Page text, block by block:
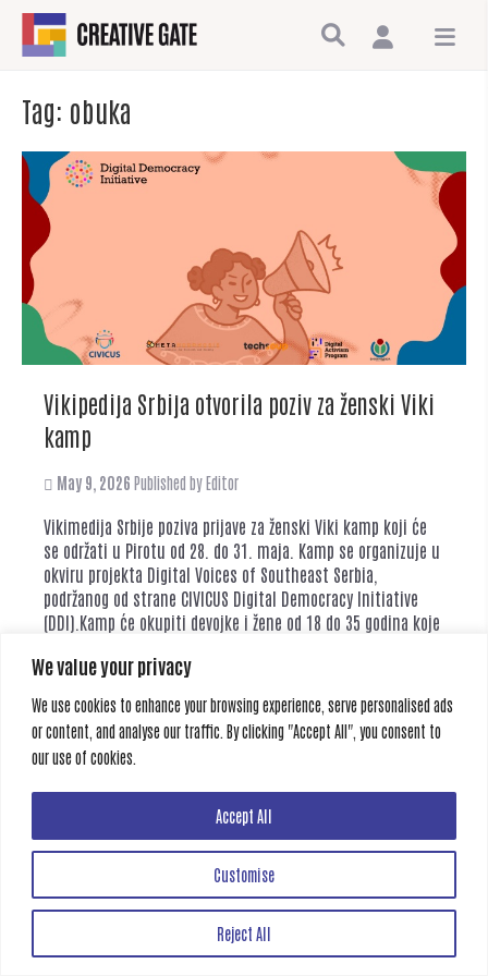
We value your privacy
We use cookies to enhance your browsing experience, serve personalised ads
or content, and analyse our traffic. By clicking "Accept All", you consent to
our use of cookies.
Customise
Reject All
Accept All
Tag: obuka
Vikipedija Srbija otvorila poziv za ženski Viki
kamp
May 9, 2026 Published byEditor
Vikimedija Srbije poziva prijave za ženski Viki kamp koji će
se održati u Pirotu od 28. do 31. maja. Kamp se organizuje u
okviru projekta Digital Voices of Southeast Serbia,
podržanog od strane CIVICUS Digital Democracy Initiative
(DDI).Kamp će okupiti devojke i žene od 18 do 35 godina koje
Category:News,Opportunities
Tags:devojke,kamp,obuka,otvoren poziv,Vikipedija ,žene
Creative Gate
All rights reserved